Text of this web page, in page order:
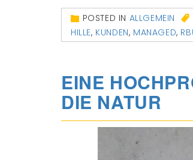
POSTED IN ALLGEMEIN
HILLE, KUNDEN, MANAGED,
EINE
DIE NATUR